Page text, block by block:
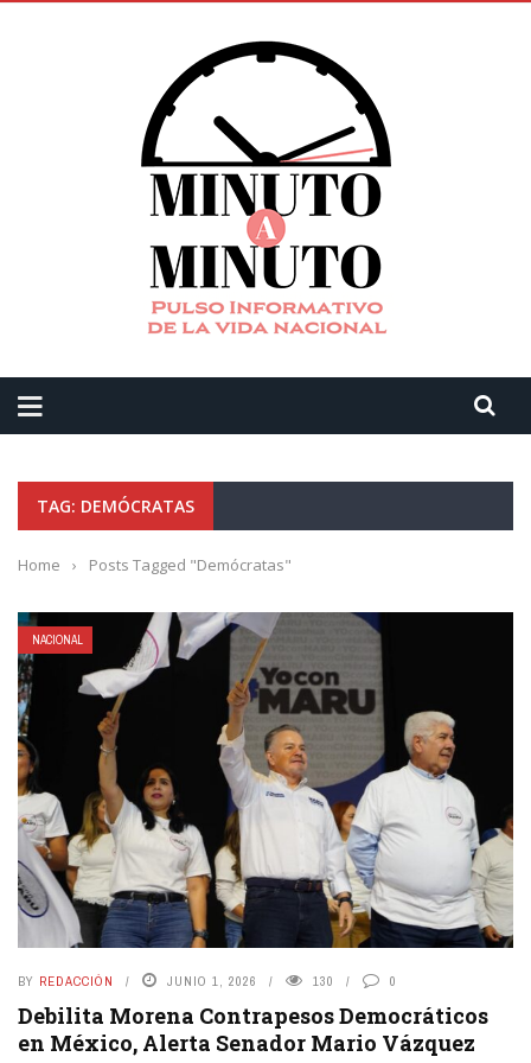
TAG: DEMÓCRATAS
Home › Posts Tagged "Demócratas"
NACIONAL
BY REDACCIÓN JUNIO 1, 2026 130 0
Debilita Morena Contrapesos Democráticos
en México, Alerta Senador Mario Vázquez